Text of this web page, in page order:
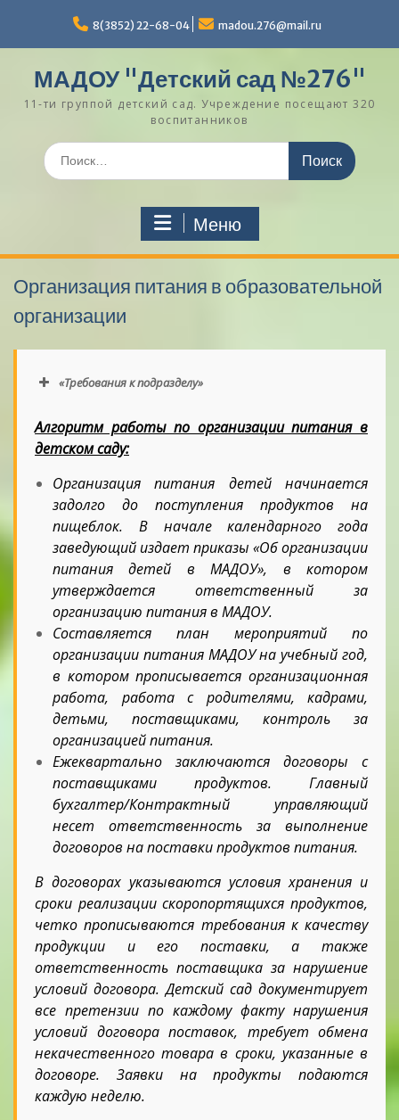
содержимому
8(3852) 22-68-04 madou.276@mail.ru
МАДОУ "Детский сад №276"
11-ти группой детский сад. Учреждение посещают 320
воспитанников
Поиск
по:
Меню
Организация питания в образовательной
организации
«Требования к подразделу»
Алгоритм работы по организации питания в
детском саду:
Организация питания детей начинается
задолго до поступления продуктов на
пищеблок. В начале календарного года
заведующий издает приказы «Об организации
питания детей в МАДОУ», в котором
утверждается ответственный за
организацию питания в МАДОУ.
Составляется план мероприятий по
организации питания МАДОУ на учебный год,
в котором прописывается организационная
работа, работа с родителями, кадрами,
детьми, поставщиками, контроль за
организацией питания.
Ежеквартально заключаются договоры с
поставщиками продуктов. Главный
бухгалтер/Контрактный управляющий
несет ответственность за выполнение
договоров на поставки продуктов питания.
В договорах указываются условия хранения и
сроки реализации скоропортящихся продуктов,
четко прописываются требования к качеству
продукции и его поставки, а также
ответственность поставщика за нарушение
условий договора. Детский сад документирует
все претензии по каждому факту нарушения
условий договора поставок, требует обмена
некачественного товара в сроки, указанные в
договоре. Заявки на продукты подаются
каждую неделю.